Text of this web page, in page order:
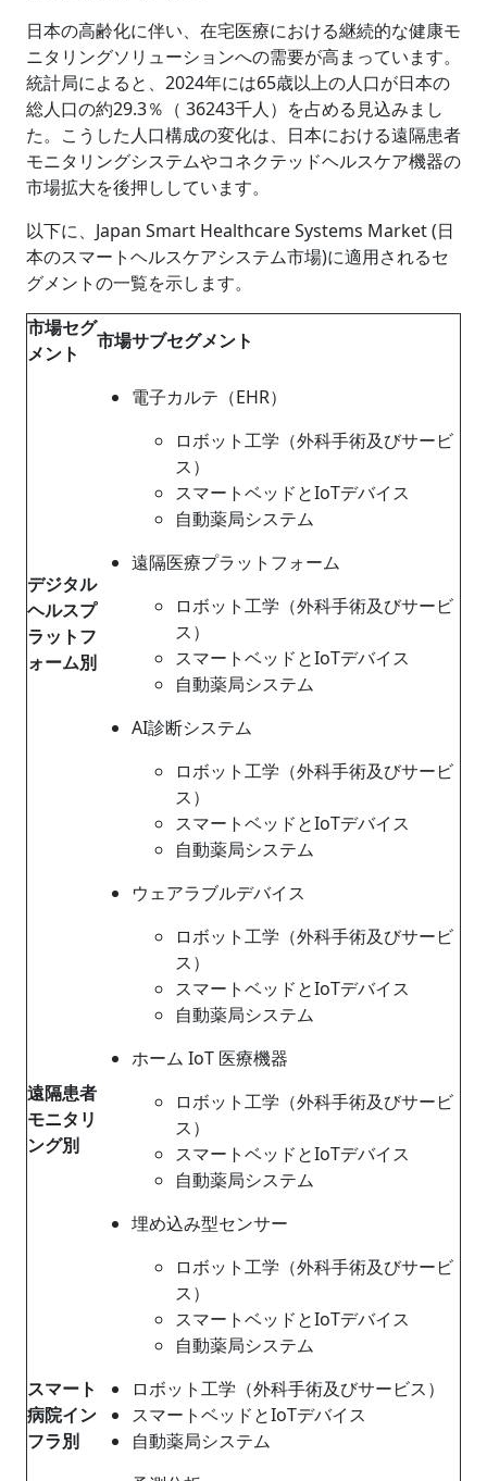
日本の高齢化に伴い、在宅医療における継続的な健康モ
ニタリングソリューションへの需要が高まっています。
統計局によると、2024年には65歳以上の人口が日本の
総人口の約29.3％（ 36243千人）を占める見込みまし
た。こうした人口構成の変化は、日本における遠隔患者
モニタリングシステムやコネクテッドヘルスケア機器の
市場拡大を後押ししています。
以下に、Japan Smart Healthcare Systems Market (日
本のスマートヘルスケアシステム市場)に適用されるセ
グメントの一覧を示します。
市場セグ
メント
市場サブセグメント
デジタル
ヘルスプ
ラットフ
ォーム別
電子カルテ（EHR）
ロボット工学（外科手術及びサービ
ス）
スマートベッドとIoTデバイス
自動薬局システム
遠隔医療プラットフォーム
ロボット工学（外科手術及びサービ
ス）
スマートベッドとIoTデバイス
自動薬局システム
AI診断システム
ロボット工学（外科手術及びサービ
ス）
スマートベッドとIoTデバイス
自動薬局システム
遠隔患者
モニタリ
ング別
ウェアラブルデバイス
ロボット工学（外科手術及びサービ
ス）
スマートベッドとIoTデバイス
自動薬局システム
ホーム IoT 医療機器
ロボット工学（外科手術及びサービ
ス）
スマートベッドとIoTデバイス
自動薬局システム
埋め込み型センサー
ロボット工学（外科手術及びサービ
ス）
スマートベッドとIoTデバイス
自動薬局システム
スマート
病院イン
フラ別
ロボット工学（外科手術及びサービス）
スマートベッドとIoTデバイス
自動薬局システム